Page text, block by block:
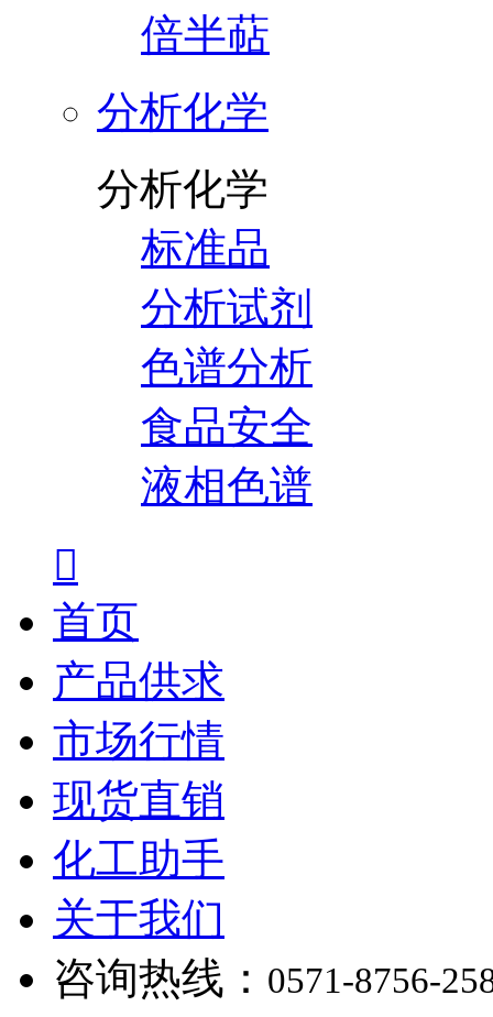
倍半萜
分析化学
分析化学
标准品
分析试剂
色谱分析
食品安全
液相色谱

首页
产品供求
市场行情
现货直销
化工助手
关于我们
咨询热线： 0571-8756-